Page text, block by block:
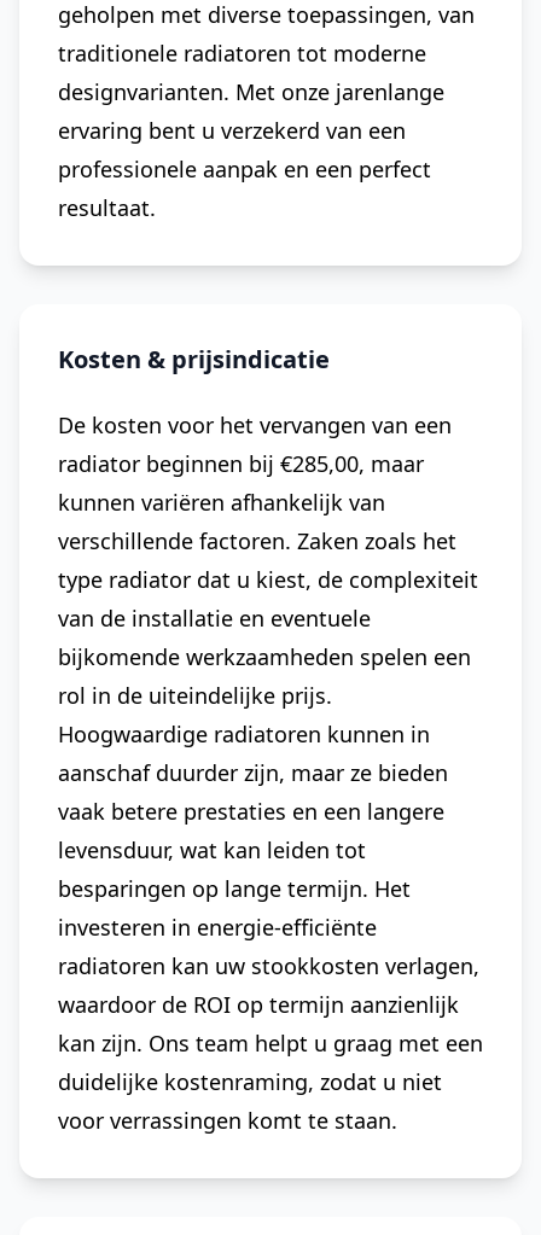
geholpen met diverse toepassingen, van
traditionele radiatoren tot moderne
designvarianten. Met onze jarenlange
ervaring bent u verzekerd van een
professionele aanpak en een perfect
resultaat.
Kosten & prijsindicatie
De kosten voor het vervangen van een
radiator beginnen bij €285,00, maar
kunnen variëren afhankelijk van
verschillende factoren. Zaken zoals het
type radiator dat u kiest, de complexiteit
van de installatie en eventuele
bijkomende werkzaamheden spelen een
rol in de uiteindelijke prijs.
Hoogwaardige radiatoren kunnen in
aanschaf duurder zijn, maar ze bieden
vaak betere prestaties en een langere
levensduur, wat kan leiden tot
besparingen op lange termijn. Het
investeren in energie-efficiënte
radiatoren kan uw stookkosten verlagen,
waardoor de ROI op termijn aanzienlijk
kan zijn. Ons team helpt u graag met een
duidelijke kostenraming, zodat u niet
voor verrassingen komt te staan.